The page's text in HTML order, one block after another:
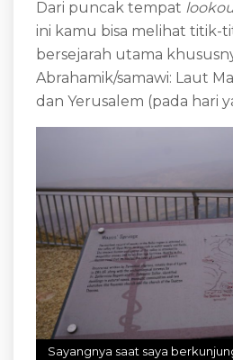
Dari puncak tempat
ini kamu bisa melihat titik-
bersejarah utama
Abrahamik/samawi: Laut
dan Yerusalem (pada hari
Sayangnya saat saya